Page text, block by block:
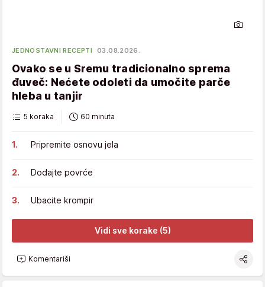
JEDNOSTAVNI RECEPTI 03.08.2026.
Ovako se u Sremu tradicionalno sprema
đuveč: Nećete odoleti da umočite parče
hleba u tanjir
5 koraka 60 minuta
Pripremite osnovu jela
Dodajte povrće
Ubacite krompir
Vidi sve korake (5)
Komentariši